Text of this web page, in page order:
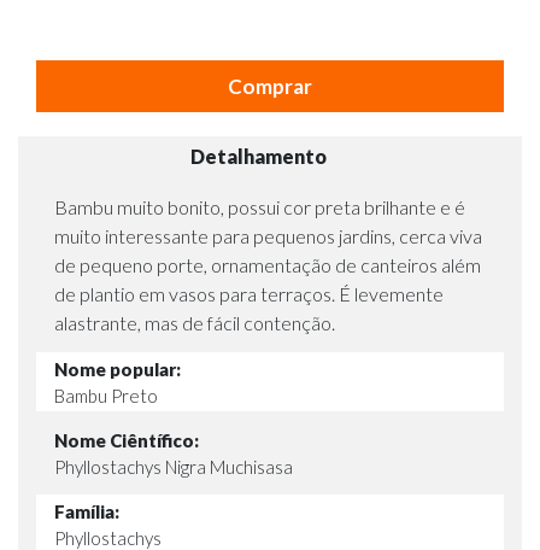
Comprar
Detalhamento
Bambu muito bonito, possui cor preta brilhante e é
muito interessante para pequenos jardins, cerca viva
de pequeno porte, ornamentação de canteiros além
de plantio em vasos para terraços. É levemente
alastrante, mas de fácil contenção.
Nome popular:
Bambu Preto
Nome Ciêntífico:
Phyllostachys Nigra Muchisasa
Família:
Phyllostachys